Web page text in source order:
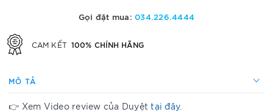
Gọi đặt mua:034.226.4444
CAM KẾT 100% CHÍNH HÃNG
MÔ TẢ
👉 Xem Video review của Duyệttại đây.